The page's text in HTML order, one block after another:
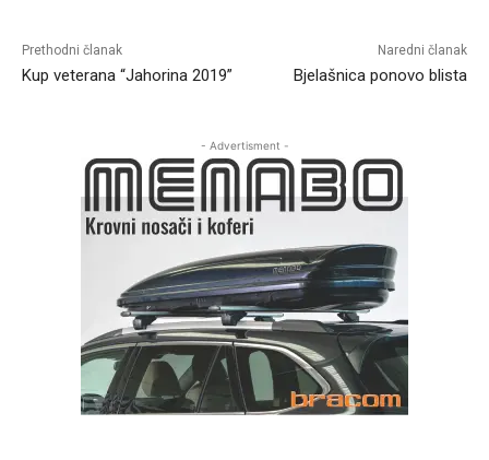
Prethodni članak
Kup veterana “Jahorina 2019”
Naredni članak
Bjelašnica ponovo blista
- Advertisment -